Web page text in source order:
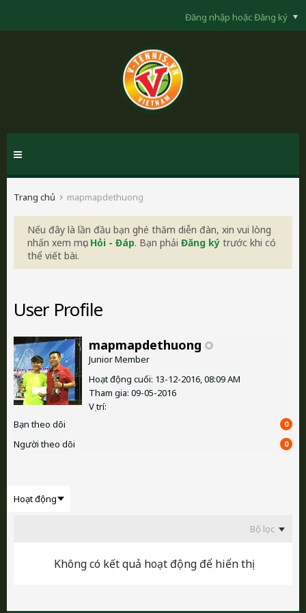
Đăng nhập hoặc Đăng ký
Trang chủ mapmapdethuong
Nếu đây là lần đầu bạn ghé thăm diễn đàn, xin vui lòng
nhấn xem mục Hỏi - Đáp. Bạn phải Đăng ký trước khi có
thể viết bài.
User Profile
mapmapdethuong
Junior Member
Hoạt động cuối: 13-12-2016, 08:09 AM
Tham gia: 09-05-2016
Vị trí:
Bạn theo dõi
0
Người theo dõi 0
Bộ lọc
Không có kết quả hoạt động để hiển thị